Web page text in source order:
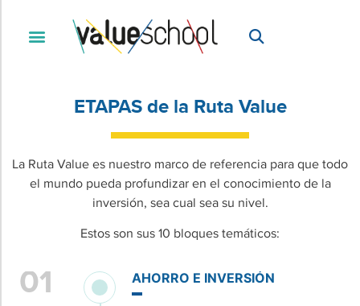
ETAPAS de la Ruta Value
La Ruta Value es nuestro marco de referencia para que todo
el mundo pueda profundizar en el conocimiento de la
inversión, sea cual sea su nivel.
Estos son sus 10 bloques temáticos:
01 AHORRO E INVERSIÓN